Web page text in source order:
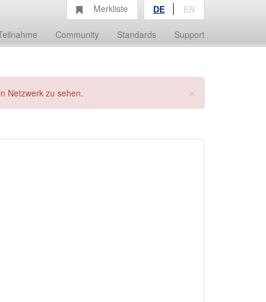
Community Standards Support
Merkliste DE EN
×
Netzwerk zu sehen.